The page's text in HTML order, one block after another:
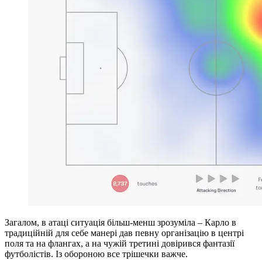
Загалом, в атаці ситуація більш-менш зрозуміла – Карло в
традиційній для себе манері дав певну організацію в центрі
поля та на флангах, а на чужій третині довірився фантазії
футболістів. Із обороною все трішечки важче.